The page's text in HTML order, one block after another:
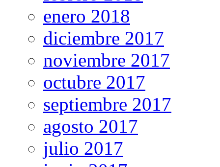
enero 2018
diciembre 2017
noviembre 2017
octubre 2017
septiembre 2017
agosto 2017
julio 2017